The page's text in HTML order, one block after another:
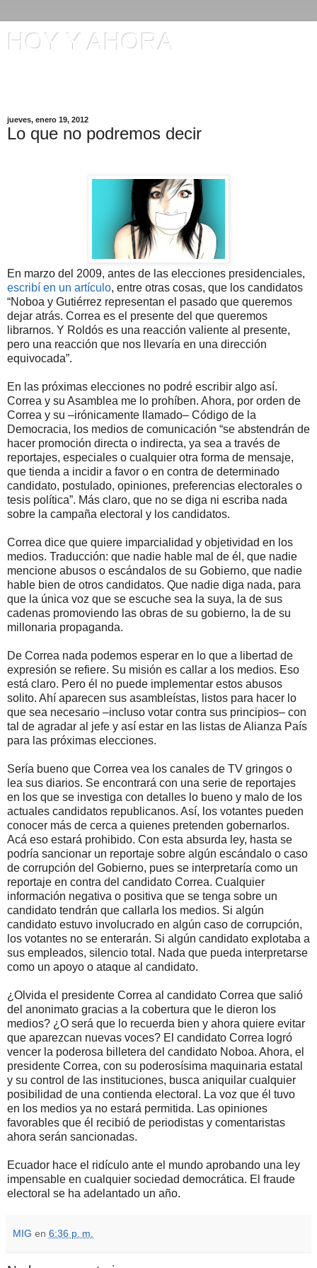
HOY Y AHORA
jueves, enero 19, 2012
Lo que no podremos decir
En marzo del 2009, antes de las elecciones presidenciales,
escribí en un artículo, entre otras cosas, que los candidatos
“Noboa y Gutiérrez representan el pasado que queremos
dejar atrás. Correa es el presente del que queremos
librarnos. Y Roldós es una reacción valiente al presente,
pero una reacción que nos llevaría en una dirección
equivocada”.
En las próximas elecciones no podré escribir algo así.
Correa y su Asamblea me lo prohíben. Ahora, por orden de
Correa y su –irónicamente llamado– Código de la
Democracia, los medios de comunicación “se abstendrán de
hacer promoción directa o indirecta, ya sea a través de
reportajes, especiales o cualquier otra forma de mensaje,
que tienda a incidir a favor o en contra de determinado
candidato, postulado, opiniones, preferencias electorales o
tesis política”. Más claro, que no se diga ni escriba nada
sobre la campaña electoral y los candidatos.
Correa dice que quiere imparcialidad y objetividad en los
medios. Traducción: que nadie hable mal de él, que nadie
mencione abusos o escándalos de su Gobierno, que nadie
hable bien de otros candidatos. Que nadie diga nada, para
que la única voz que se escuche sea la suya, la de sus
cadenas promoviendo las obras de su gobierno, la de su
millonaria propaganda.
De Correa nada podemos esperar en lo que a libertad de
expresión se refiere. Su misión es callar a los medios. Eso
está claro. Pero él no puede implementar estos abusos
solito. Ahí aparecen sus asambleístas, listos para hacer lo
que sea necesario –incluso votar contra sus principios– con
tal de agradar al jefe y así estar en las listas de Alianza País
para las próximas elecciones.
Sería bueno que Correa vea los canales de TV gringos o
lea sus diarios. Se encontrará con una serie de reportajes
en los que se investiga con detalles lo bueno y malo de los
actuales candidatos republicanos. Así, los votantes pueden
conocer más de cerca a quienes pretenden gobernarlos.
Acá eso estará prohibido. Con esta absurda ley, hasta se
podría sancionar un reportaje sobre algún escándalo o caso
de corrupción del Gobierno, pues se interpretaría como un
reportaje en contra del candidato Correa. Cualquier
información negativa o positiva que se tenga sobre un
candidato tendrán que callarla los medios. Si algún
candidato estuvo involucrado en algún caso de corrupción,
los votantes no se enterarán. Si algún candidato explotaba a
sus empleados, silencio total. Nada que pueda interpretarse
como un apoyo o ataque al candidato.
¿Olvida el presidente Correa al candidato Correa que salió
del anonimato gracias a la cobertura que le dieron los
medios? ¿O será que lo recuerda bien y ahora quiere evitar
que aparezcan nuevas voces? El candidato Correa logró
vencer la poderosa billetera del candidato Noboa. Ahora, el
presidente Correa, con su poderosísima maquinaria estatal
y su control de las instituciones, busca aniquilar cualquier
posibilidad de una contienda electoral. La voz que él tuvo
en los medios ya no estará permitida. Las opiniones
favorables que él recibió de periodistas y comentaristas
ahora serán sancionadas.
Ecuador hace el ridículo ante el mundo aprobando una ley
impensable en cualquier sociedad democrática. El fraude
electoral se ha adelantado un año.
MIG en 6:36 p. m.